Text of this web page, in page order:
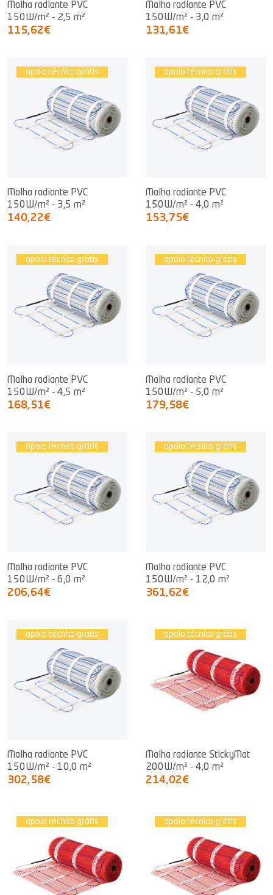
Malha radiante PVC
150W/m² - 2,5 m²
115,62€
Malha radiante PVC
150W/m² - 3,0 m²
131,61€
apoio técnico grátis
Malha radiante PVC
150W/m² - 3,5 m²
140,22€
apoio técnico grátis
Malha radiante PVC
150W/m² - 4,0 m²
153,75€
apoio técnico grátis
Malha radiante PVC
150W/m² - 4,5 m²
168,51€
apoio técnico grátis
Malha radiante PVC
150W/m² - 5,0 m²
179,58€
apoio técnico grátis
Malha radiante PVC
150W/m² - 6,0 m²
206,64€
apoio técnico grátis
Malha radiante PVC
150W/m² - 12,0 m²
361,62€
apoio técnico grátis
Malha radiante PVC
150W/m² - 10,0 m²
302,58€
apoio técnico grátis
Malha radiante StickyMat
200W/m² - 4,0 m²
214,02€
apoio técnico grátis apoio técnico grátis